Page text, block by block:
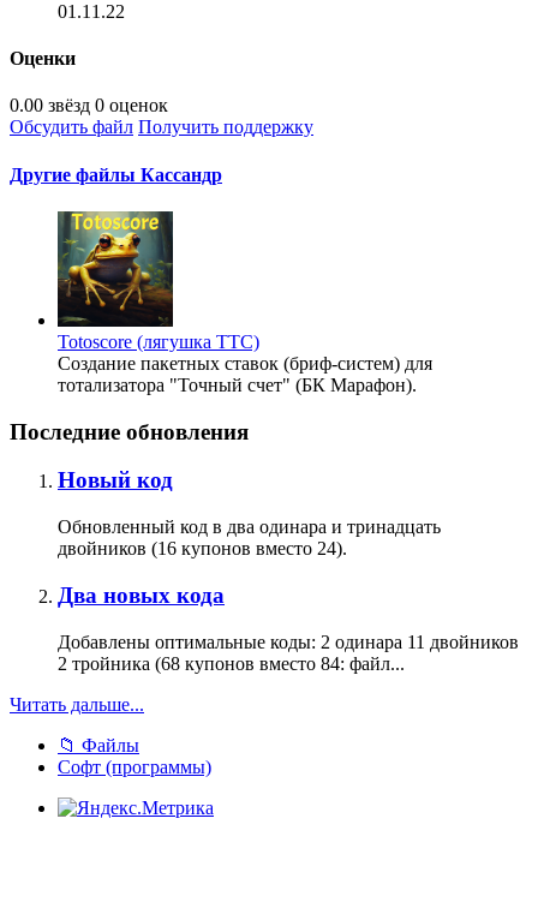
01.11.22
Оценки
0.00 звёзд 0 оценок
Обсудить файл Получить поддержку
Другие файлы Кассандр
Totoscore (лягушка ТТС)
Создание пакетных ставок (бриф-систем) для
тотализатора "Точный счет" (БК Марафон).
Последние обновления
Новый код
Обновленный код в два одинара и тринадцать
двойников (16 купонов вместо 24).
Два новых кода
Добавлены оптимальные коды: 2 одинара 11 двойников
2 тройника (68 купонов вместо 84: файл...
Читать дальше...
📁 Файлы
Софт (программы)